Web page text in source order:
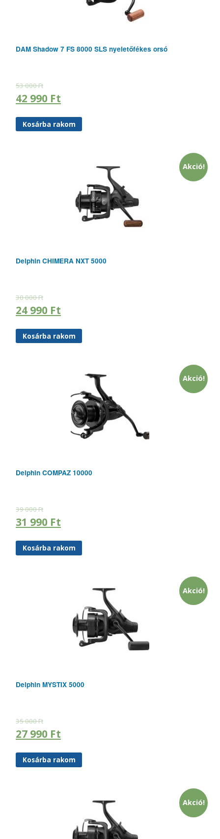
DAM Shadow 7 FS 8000 SLS nyeletőfékes orsó
53 000Ft
42 990 Ft
Kosárba rakom
Akció!
Delphin CHIMERA NXT 5000
30 000Ft
24 990 Ft
Kosárba rakom
Akció!
Delphin COMPAZ 10000
39 000Ft
31 990 Ft
Kosárba rakom
Akció!
Delphin MYSTIX 5000
35 000Ft
27 990 Ft
Kosárba rakom
Akció!